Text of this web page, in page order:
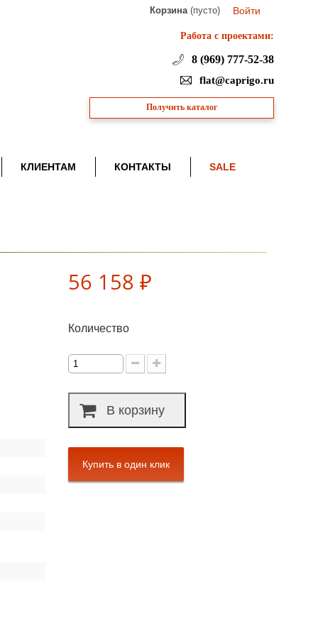
Войти
Корзина (пусто)
Работа с проектами:
8 (969) 777-52-38
flat@caprigo.ru
Получить каталог
КЛИЕНТАМ КОНТАКТЫ SALE
56 158 ₽
Количество
В корзину